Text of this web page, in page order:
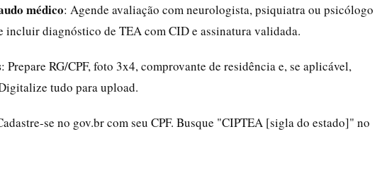
médico: Agende avaliação com neurologista, psiquiatra ou psicólogo
incluir diagnóstico de TEA com CID e assinatura validada.
: Prepare RG/CPF, foto 3x4, comprovante de residência e, se aplicável,
tudo para upload.
se no gov.br com seu CPF. Busque "CIPTEA [sigla do estado]" no